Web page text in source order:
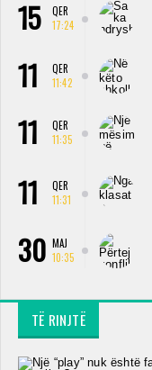
15
QER
17:24
11
QER
11:42
11
QER
11:35
11
QER
11:31
30 MAJ
10:35
TË RINJTË